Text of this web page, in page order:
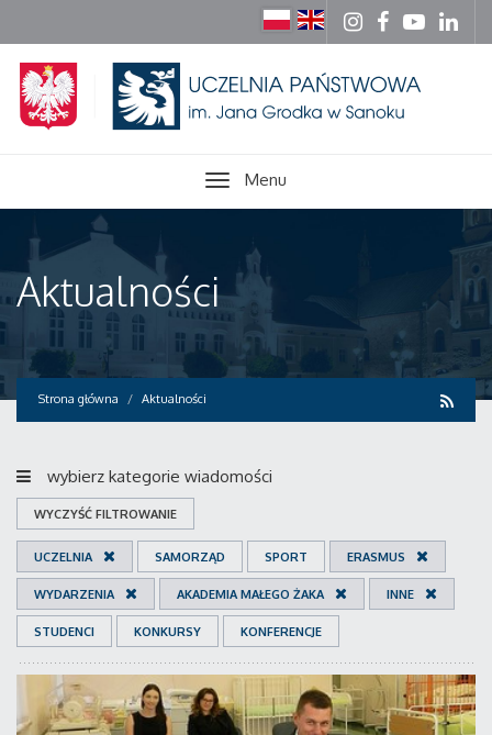
Menu
Aktualności
Strona główna Aktualności
wybierz kategorie wiadomości
WYCZYŚĆ FILTROWANIE
UCZELNIA SAMORZĄD SPORT ERASMUS
WYDARZENIA AKADEMIA MAŁEGO ŻAKA INNE
STUDENCI KONKURSY KONFERENCJE